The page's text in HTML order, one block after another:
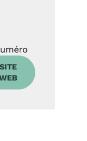
SITE